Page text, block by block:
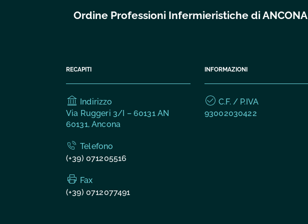
Ordine Professioni Infermieristiche di ANCONA
RECAPITI
Indirizzo
Via Ruggeri 3/I – 60131 AN
60131, Ancona
Telefono
(+39) 071205516
Fax
(+39) 0712077491
INFORMAZIONI
C.F. / P.IVA
93002030422